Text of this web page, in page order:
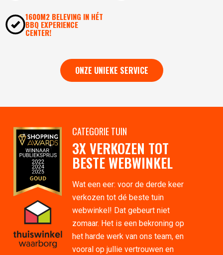
1600M2 BELEVING IN HÉT
BBQ EXPERIENCE
CENTER!
ONZE UNIEKE SERVICE
CATEGORIE TUIN
3X VERKOZEN TOT
BESTE WEBWINKEL
Wat een eer: voor de derde keer
verkozen tot dé beste tuin
webwinkel! Dat gebeurt niet
zomaar. Het is een bekroning op
het harde werk van ons team, en
vooral op jullie vertrouwen en